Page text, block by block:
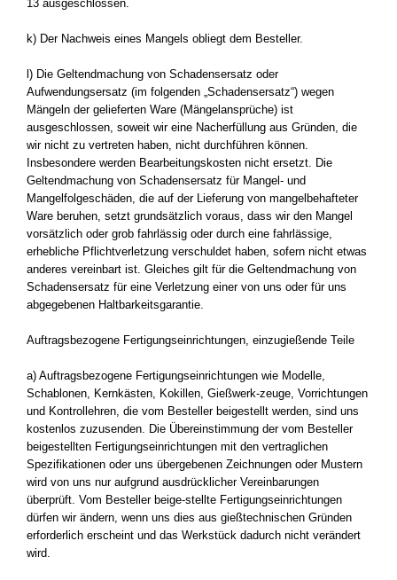
13 ausgeschlossen.
k) Der Nachweis eines Mangels obliegt dem Besteller.
l) Die Geltendmachung von Schadensersatz oder
Aufwendungsersatz (im folgenden „Schadensersatz“) wegen
Mängeln der gelieferten Ware (Mängelansprüche) ist
ausgeschlossen, soweit wir eine Nacherfüllung aus Gründen, die
wir nicht zu vertreten haben, nicht durchführen können.
Insbesondere werden Bearbeitungskosten nicht ersetzt. Die
Geltendmachung von Schadensersatz für Mangel- und
Mangelfolgeschäden, die auf der Lieferung von mangelbehafteter
Ware beruhen, setzt grundsätzlich voraus, dass wir den Mangel
vorsätzlich oder grob fahrlässig oder durch eine fahrlässige,
erhebliche Pflichtverletzung verschuldet haben, sofern nicht etwas
anderes vereinbart ist. Gleiches gilt für die Geltendmachung von
Schadensersatz für eine Verletzung einer von uns oder für uns
abgegebenen Haltbarkeitsgarantie.
Auftragsbezogene Fertigungseinrichtungen, einzugießende Teile
a) Auftragsbezogene Fertigungseinrichtungen wie Modelle,
Schablonen, Kernkästen, Kokillen, Gießwerk-zeuge, Vorrichtungen
und Kontrollehren, die vom Besteller beigestellt werden, sind uns
kostenlos zuzusenden. Die Übereinstimmung der vom Besteller
beigestellten Fertigungseinrichtungen mit den vertraglichen
Spezifikationen oder uns übergebenen Zeichnungen oder Mustern
wird von uns nur aufgrund ausdrücklicher Vereinbarungen
überprüft. Vom Besteller beige-stellte Fertigungseinrichtungen
dürfen wir ändern, wenn uns dies aus gießtechnischen Gründen
erforderlich erscheint und das Werkstück dadurch nicht verändert
wird.